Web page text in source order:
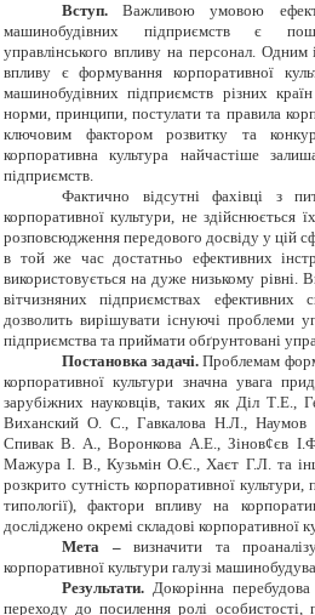
Вступ. Важливою умовою
машинобудівних підприємств є
управлінського впливу на персонал. Одним
впливу є формування корпоративної
машинобудівних підприємств різних
норми, принципи, постулати та правила
ключовим фактором розвитку та
корпоративна культура найчастіше
підприємств.
Фактично відсутні фахівці з
корпоративної культури, не здійснюється
розповсюдження передового досвіду у цій
в той же час достатньо ефективних
використовується на дуже низькому рівні.
вітчизняних підприємствах ефективних
дозволить вирішувати існуючі проблеми
підприємства та приймати обґрунтовані
Постановка задачі. Проблемам
корпоративної культури значна увага
зарубіжних науковців, таких як Діл T.E.,
Виханский О. С., Гавкалова Н.Л.,
Спивак В. А., Воронкова А.Е., Зінов¢єв
Мажура І. В., Кузьмін О.Є., Хаєт Г.Л. та
розкрито сутність корпоративної культури,
типології), фактори впливу на
досліджено окремі складові корпоративної
Мета – визначити та
корпоративної культури галузі
Результати. Докорінна
переходу до посилення ролі особистості,